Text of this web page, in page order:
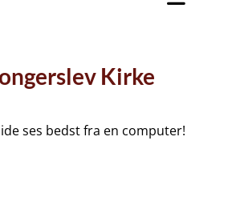
Kirke
ses bedst fra en computer!